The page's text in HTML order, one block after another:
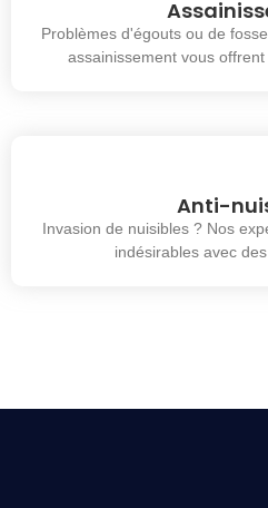
Problèmes d'égouts ou de
assainissement vous
Anti-
Invasion de nuisibles ? Nos
indésirables avec